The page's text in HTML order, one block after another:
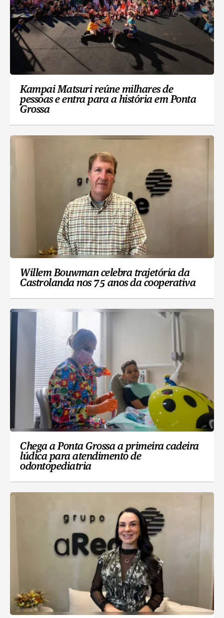
Kampai Matsuri reúne milhares de
pessoas e entra para a história em Ponta
Grossa
Willem Bouwman celebra trajetória da
Castrolanda nos 75 anos da cooperativa
Chega a Ponta Grossa a primeira cadeira
lúdica para atendimento de
odontopediatria